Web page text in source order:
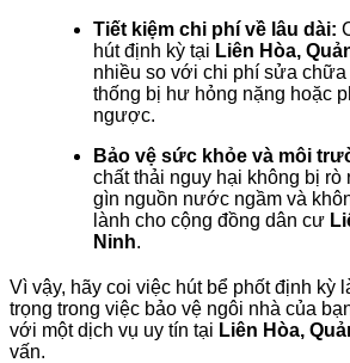
Tiết kiệm chi phí về lâu dài:
hút định kỳ tại Liên Hòa,
nhiều so với chi phí sửa
thống bị hư hỏng nặng hoặc
ngược.
Bảo vệ sức khỏe và môi
chất thải nguy hại không bị
gìn nguồn nước ngầm và
lành cho cộng đồng dân cư
Ninh.
Vì vậy, hãy coi việc hút bể phốt định kỳ
trọng trong việc bảo vệ ngôi nhà của
với một dịch vụ uy tín tại Liên Hòa,
vấn.